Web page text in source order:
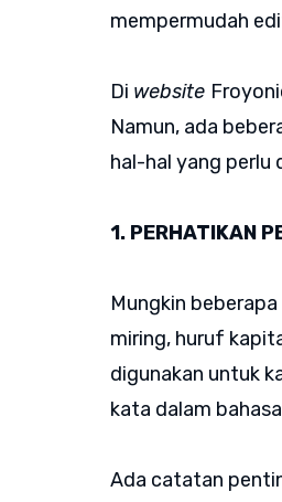
mempermudah
Di website
Namun, ada
hal-hal yang perlu
1. PERHATIKAN
Mungkin
miring, huruf
digunakan untuk
kata dalam
Ada catatan